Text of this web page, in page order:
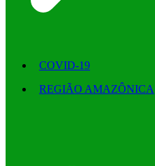
COVID-19
REGIÃO AMAZÔNICA